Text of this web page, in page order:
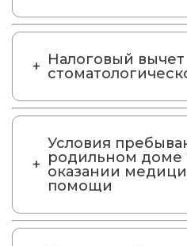
Налоговый вычет
Условия
родильном доме
оказании
помощи